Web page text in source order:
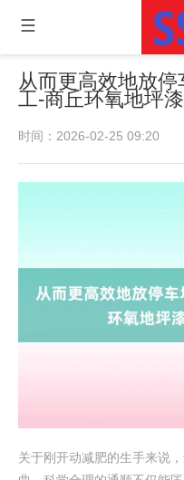
从而更高效地放
工-商丘环氧地坪
时间：2026-02-25 09:20
关于刚开动减肥的生手来说